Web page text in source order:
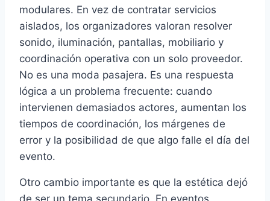
modulares. En vez de contratar servicios
aislados, los organizadores valoran resolver
sonido, iluminación, pantallas, mobiliario y
coordinación operativa con un solo proveedor.
No es una moda pasajera. Es una respuesta
lógica a un problema frecuente: cuando
intervienen demasiados actores, aumentan los
tiempos de coordinación, los márgenes de
error y la posibilidad de que algo falle el día del
evento.
Otro cambio importante es que la estética dejó
de ser un tema secundario. En eventos